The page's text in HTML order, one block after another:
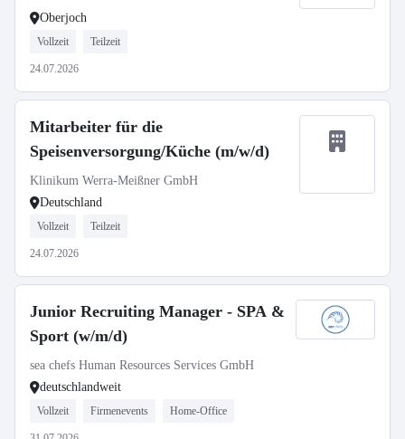
Oberjoch
Vollzeit Teilzeit
24.07.2026
Mitarbeiter für die
Speisenversorgung/Küche (m/w/d)
Klinikum Werra-Meißner GmbH
Deutschland
Vollzeit Teilzeit
24.07.2026
Junior Recruiting Manager - SPA &
Sport (w/m/d)
sea chefs Human Resources Services GmbH
deutschlandweit
Vollzeit Firmenevents Home-Office